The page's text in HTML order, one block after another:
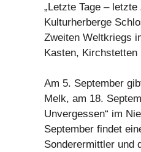
„Letzte Tage –
Kulturherberge
Zweiten Weltkriegs
Kasten, Kirchstetten
Am 5. September
Melk, am 18.
Unvergessen“ im
September findet
Sonderermittler und